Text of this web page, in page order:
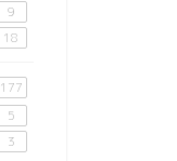
9
18
177
5
3